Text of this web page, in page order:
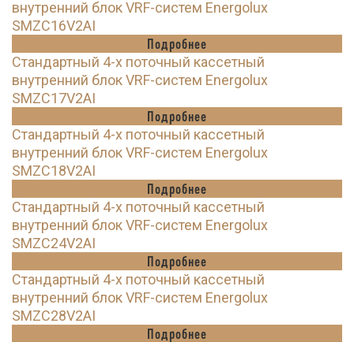
внутренний блок VRF-систем Energolux
SMZC16V2AI
Подробнее
Стандартный 4-х поточный кассетный
внутренний блок VRF-систем Energolux
SMZC17V2AI
Подробнее
Стандартный 4-х поточный кассетный
внутренний блок VRF-систем Energolux
SMZC18V2AI
Подробнее
Стандартный 4-х поточный кассетный
внутренний блок VRF-систем Energolux
SMZC24V2AI
Подробнее
Стандартный 4-х поточный кассетный
внутренний блок VRF-систем Energolux
SMZC28V2AI
Подробнее